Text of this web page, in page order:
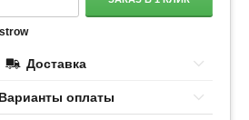
Доставка
Варианты оплаты